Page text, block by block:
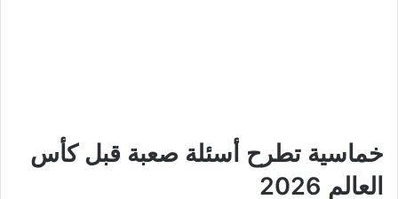
خماسية تطرح أسئلة صعبة قبل كأس
العالم 2026